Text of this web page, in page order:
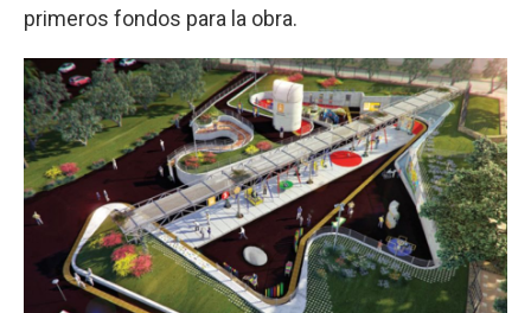
primeros fondos para la obra.